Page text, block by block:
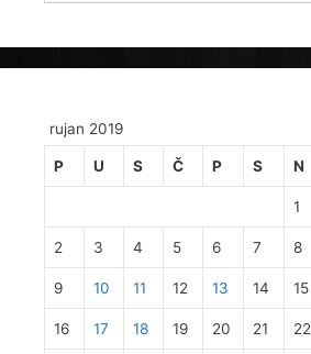
rujan 2019
P U S Č P S N
1
2 3 4 5 6 7 8
9 10 11 12 13 14 15
16 17 18 19 20 21 22